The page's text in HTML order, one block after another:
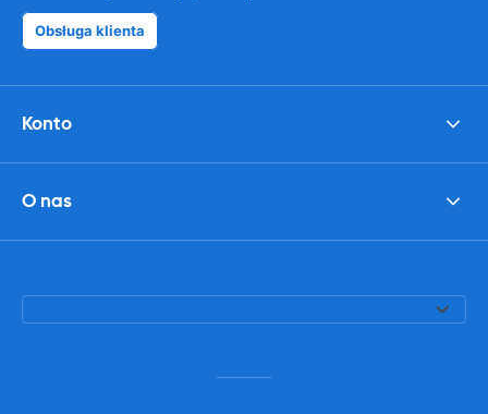
Obsługa klienta
Konto
O nas